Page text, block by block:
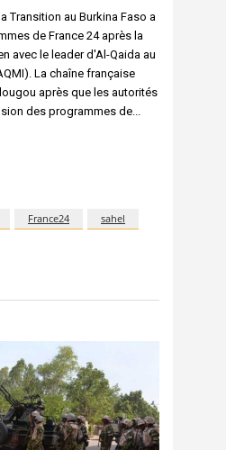
Transition au Burkina Faso a
de France 24 après la
avec le leader d'Al-Qaida au
La chaîne française
après que les autorités
des programmes de
France24
sahel